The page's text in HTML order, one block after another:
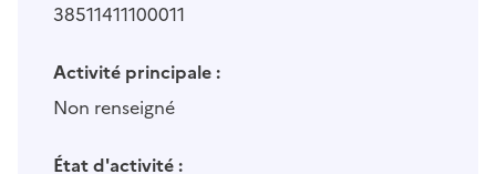
38511411100011
Activité principale :
Non renseigné
État d'activité :